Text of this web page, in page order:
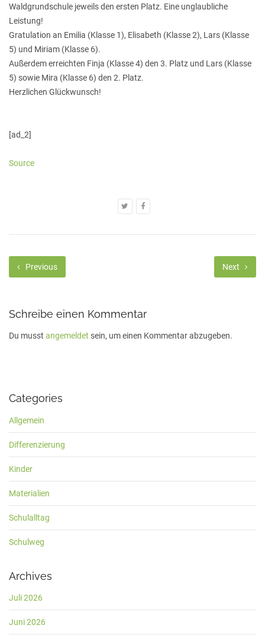
Waldgrundschule jeweils den ersten Platz. Eine unglaubliche
Leistung!
Gratulation an Emilia (Klasse 1), Elisabeth (Klasse 2), Lars (Klasse
5) und Miriam (Klasse 6).
Außerdem erreichten Finja (Klasse 4) den 3. Platz und Lars (Klasse
5) sowie Mira (Klasse 6) den 2. Platz.
Herzlichen Glückwunsch!
[ad_2]
Source
Previous Next
Schreibe einen Kommentar
Du musst angemeldet sein, um einen Kommentar abzugeben.
Categories
Allgemein
Differenzierung
Kinder
Materialien
Schulalltag
Schulweg
Archives
Juli 2026
Juni 2026